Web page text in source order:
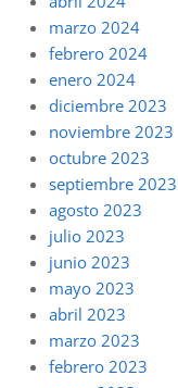
marzo 2024
febrero 2024
enero 2024
diciembre 2023
noviembre 2023
octubre 2023
septiembre 2023
agosto 2023
julio 2023
junio 2023
mayo 2023
abril 2023
marzo 2023
febrero 2023